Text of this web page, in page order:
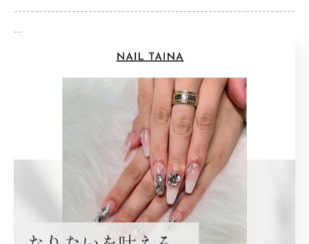
--------------------------------------------------------------------
--
持ち込み
一覧に戻る 次のページ >
関連タグ
#名古屋市西区 #ネイル
#庄内緑地公園駅